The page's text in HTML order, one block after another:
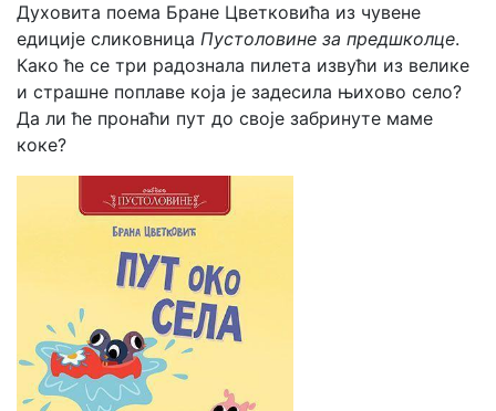
Духовита поема Бране Цветковића из чувене
едиције сликовница Пустоловине за предшколце.
Како ће се три радознала пилета извући из велике
и страшне поплаве која је задесила њихово село?
Да ли ће пронаћи пут до своје забринуте маме
коке?